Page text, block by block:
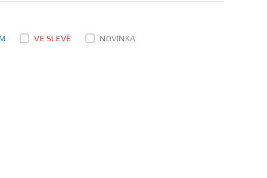
VE SLEVĚ NOVINKA